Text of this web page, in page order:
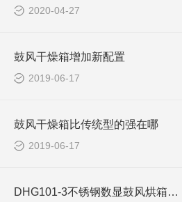
2020-04-27
鼓风干燥箱增加新配置
2019-06-17
鼓风干燥箱比传统型的强在哪
2019-06-17
DHG101-3不锈钢数显鼓风烘箱使用注意事项